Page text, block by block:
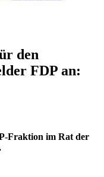
den
FDP an:
Fraktion im Rat der